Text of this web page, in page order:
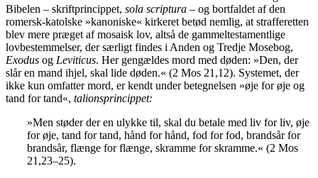
Bibelen – skriftprincippet, sola scriptura – og bortfaldet af den
romersk-katolske »kanoniske« kirkeret betød nemlig, at strafferetten
blev mere præget af mosaisk lov, altså de gammeltestamentlige
lovbestemmelser, der særligt findes i Anden og Tredje Mosebog,
Exodus og Leviticus. Her gengældes mord med døden: »Den, der
slår en mand ihjel, skal lide døden.« (2 Mos 21,12). Systemet, der
ikke kun omfatter mord, er kendt under betegnelsen »øje for øje og
tand for tand«, talionsprincippet:
»Men støder der en ulykke til, skal du betale med liv for liv, øje
for øje, tand for tand, hånd for hånd, fod for fod, brandsår for
brandsår, flænge for flænge, skramme for skramme.« (2 Mos
21,23–25).